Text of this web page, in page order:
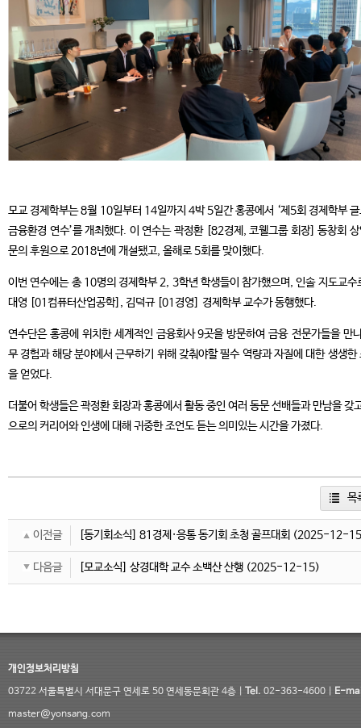
모교 경제학부는 8월 10일부터 14일까지 4박 5일간 홍콩에서 ‘제5회 경제학부
금융환경 연수’를 개최했다. 이 연수는 곽정환 [82경제, 코웰그룹 회장] 동창회
문의 후원으로 2018년에 개설됐고, 올해로 5회를 맞이했다.
이번 연수에는 총 10명의 경제학부 2, 3학년 학생들이 참가했으며, 인솔 지도교수
대영 [01컴퓨터산업공학], 김덕규 [01경영] 경제학부 교수가 동행했다.
연수단은 홍콩에 위치한 세계적인 금융회사 9곳을 방문하여 금융 전문가들을 만
무 경험과 해당 분야에서 근무하기 위해 갖춰야할 필수 역량과 자질에 대한 생생한
을 얻었다.
더불어 학생들은 곽정환 회장과 홍콩에서 활동 중인 여러 동문 선배들과 만남을 갖
으로의 커리어와 인생에 대해 귀중한 조언도 듣는 의미있는 시간을 가졌다.
목
이전글 [동기회소식] 81경제·응통 동기회 초청 골프대회 (2025-12-
다음글 [모교소식] 상경대학 교수 소백산 산행 (2025-12-15)
개인정보처리방침
03722 서울특별시 서대문구 연세로 50 연세동문회관 4층 |
Tel. 02-363-4600 | E-
master@yonsang.com